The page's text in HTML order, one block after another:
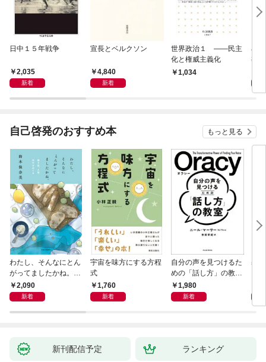
日中１５年戦争
2,035
新着
宣長とベルクソン
4,840
新着
世界政治１ ――民主
化と権威主義化
1,034
石
導
自己啓発のおすすめ本 もっと見る
わたし、そんなにとん
がってましたかね。
獅子座、Ａ型、丙午は
めぐる
2,090
新着
宇宙を味方にする方程
式
1,760
新着
自分の声を見つけるた
めの「話し方」の教
室 Ｏｒａｃｙ（オラ
シー）
1,980
新着
基
新刊配信予定 ランキング